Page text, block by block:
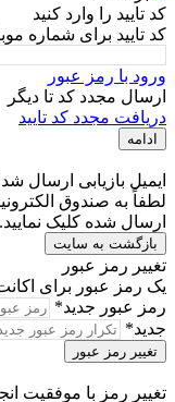
کد تایید را وارد کنید
کد تایید برای شماره
ورود با رمز عبور
ارسال مجدد کد تا دیگر
دریافت مجدد کد تایید
ادامه
ایمیل بازیابی ارسال
لطفاً به صندوق
ارسال شده کلیک نمایید.
بازگشت به سایت
تغییر رمز عبور
یک رمز عبور برای
رمز عبور جدید*
جدید*
تغییر رمز عبور
تغییر رمز با موفقیت